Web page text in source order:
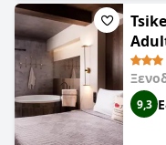
ατμόσφαιρα.
9,3